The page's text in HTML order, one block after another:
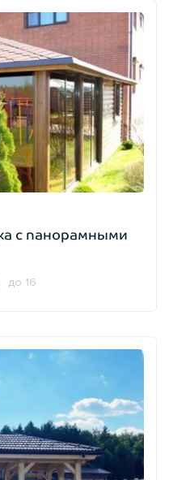
с панорамными
до 16